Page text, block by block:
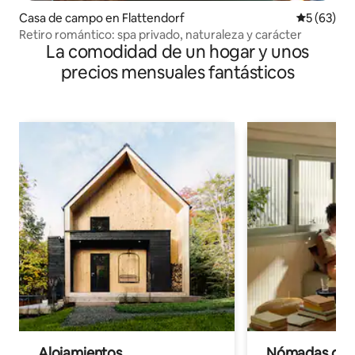
Casa de campo en Flattendorf
5 (63)
Retiro romántico: spa privado, naturaleza y carácter
La comodidad de un hogar y unos
precios mensuales fantásticos